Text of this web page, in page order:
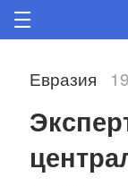
Евразия